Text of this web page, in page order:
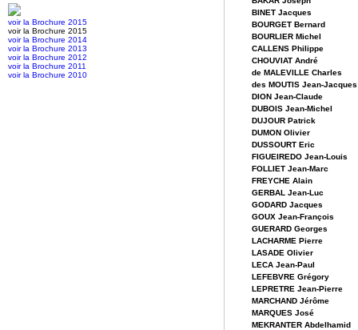
voir la Brochure 2015
voir la Brochure 2015
voir la Brochure 2014
voir la Brochure 2013
voir la Brochure 2012
voir la Brochure 2011
voir la Brochure 2010
BINET Jacques
BOURGET Bernard
BOURLIER Michel
CALLENS Philippe
CHOUVIAT André
de MALEVILLE Charles
des MOUTIS Jean-Jacques
DION Jean-Claude
DUBOIS Jean-Michel
DUJOUR Patrick
DUMON Olivier
DUSSOURT Eric
FIGUEIREDO Jean-Louis
FOLLIET Jean-Marc
FREYCHE Alain
GERBAL Jean-Luc
GODARD Jacques
GOUX Jean-François
GUERARD Georges
LACHARME Pierre
LASADE Olivier
LECA Jean-Paul
LEFEBVRE Grégory
LEPRETRE Jean-Pierre
MARCHAND Jérôme
MARQUES José
MEKRANTER Abdelhamid